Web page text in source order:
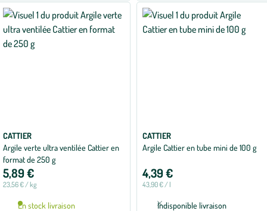
CATTIER
Argile verte ultra ventilée Cattier en
format de 250 g
5,89 €
23,56 € / kg
En stock livraison
CATTIER
Argile Cattier en tube mini de 100 g
4,39 €
43,90 € / l
Indisponible livraison